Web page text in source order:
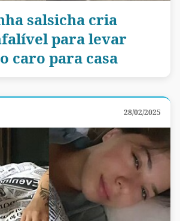
salsicha cria
para levar
caro para casa
28/02/2025